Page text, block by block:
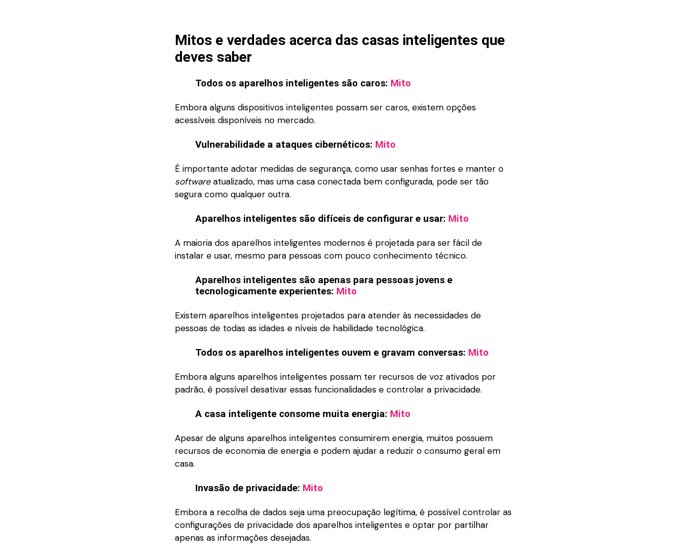
Mitos e verdades acerca das casas inteligentes que
deves saber
Todos os aparelhos inteligentes são caros: Mito
Embora alguns dispositivos inteligentes possam ser caros, existem opções
acessíveis disponíveis no mercado.
Vulnerabilidade a ataques cibernéticos: Mito
É importante adotar medidas de segurança, como usar senhas fortes e manter o
softwareatualizado, mas uma casa conectada bem configurada, pode ser tão
segura como qualquer outra.
Aparelhos inteligentes são difíceis de configurar e usar: Mito
A maioria dos aparelhos inteligentes modernos é projetada para ser fácil de
instalar e usar, mesmo para pessoas com pouco conhecimento técnico.
Aparelhos inteligentes são apenas para pessoas jovens e
tecnologicamente experientes: Mito
Existem aparelhos inteligentes projetados para atender às necessidades de
pessoas de todas as idades e níveis de habilidade tecnológica.
Todos os aparelhos inteligentes ouvem e gravam conversas: Mito
Embora alguns aparelhos inteligentes possam ter recursos de voz ativados por
padrão, é possível desativar essas funcionalidades e controlar a privacidade.
A casa inteligente consome muita energia: Mito
Apesar de alguns aparelhos inteligentes consumirem energia, muitos possuem
recursos de economia de energia e podem ajudar a reduzir o consumo geral em
casa.
Invasão de privacidade: Mito
Embora a recolha de dados seja uma preocupação legítima, é possível controlar as
configurações de privacidade dos aparelhos inteligentes e optar por partilhar
apenas as informações desejadas.